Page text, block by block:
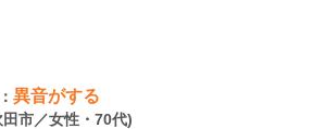
異音がする
市／女性・70代)